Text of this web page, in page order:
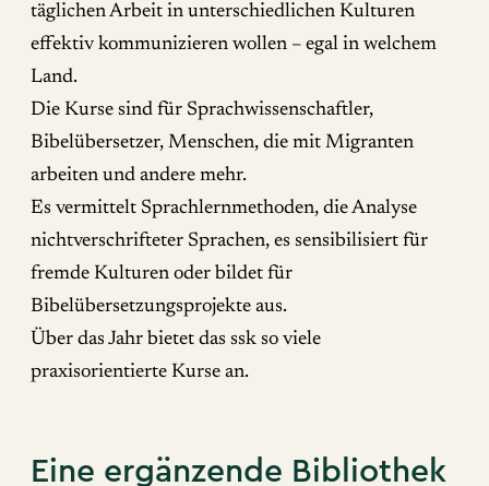
täglichen Arbeit in unterschiedlichen Kulturen
effektiv kommunizieren wollen – egal in welchem
Land.
Die Kurse sind für Sprachwissenschaftler,
Bibelübersetzer, Menschen, die mit Migranten
arbeiten und andere mehr.
Es vermittelt Sprachlernmethoden, die Analyse
nichtverschrifteter Sprachen, es sensibilisiert für
fremde Kulturen oder bildet für
Bibelübersetzungsprojekte aus.
Über das Jahr bietet das ssk so viele
praxisorientierte Kurse an.
Eine ergänzende Bibliothek